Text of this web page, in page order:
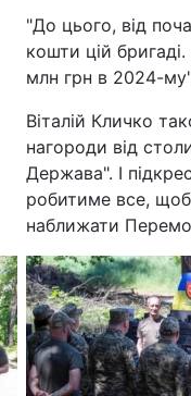
"До цього, від
кошти цій
млн грн в 2024-
Віталій Кличко
нагороди від
Держава". І
робитиме все,
наближати